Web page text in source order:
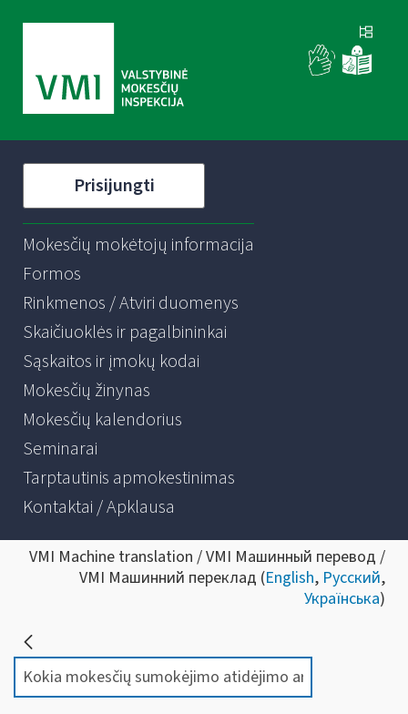
Prisijungti
Mokesčių mokėtojų informacija
Formos
Rinkmenos / Atviri duomenys
Skaičiuoklės ir pagalbininkai
Sąskaitos ir įmokų kodai
Mokesčių žinynas
Mokesčių kalendorius
Seminarai
Tarptautinis apmokestinimas
Kontaktai / Apklausa
VMI Machine translation / VMI Машинный перевод /
VMI Машинний переклад (English, Русский,
Українська)